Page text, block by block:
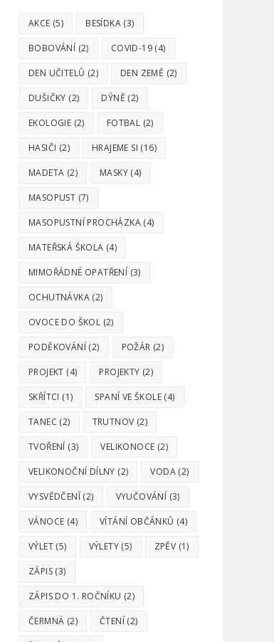
AKCE (5) BESÍDKA (3)
BOBOVÁNÍ (2) COVID-19 (4)
DEN UČITELŮ (2) DEN ZEMĚ (2)
DUŠIČKY (2) DÝNĚ (2)
EKOLOGIE (2) FOTBAL (2)
HASIČI (2) HRAJEME SI (16)
MADETA (2) MASKY (4)
MASOPUST (7)
MASOPUSTNÍ PROCHÁZKA (4)
MATEŘSKÁ ŠKOLA (4)
MIMOŘÁDNÉ OPATŘENÍ (3)
OCHUTNÁVKA (2)
OVOCE DO ŠKOL (2)
PODĚKOVÁNÍ (2) POŽÁR (2)
PROJEKT (4) PROJEKTY (2)
SKŘÍTCI (1) SPANÍ VE ŠKOLE (4)
TANEC (2) TRUTNOV (2)
TVOŘENÍ (3) VELIKONOCE (2)
VELIKONOČNÍ DÍLNY (2) VODA (2)
VYSVĚDČENÍ (2) VYUČOVÁNÍ (3)
VÁNOCE (4) VÍTÁNÍ OBČÁNKŮ (4)
VÝLET (5) VÝLETY (5) ZPĚV (1)
ZÁPIS (3)
ZÁPIS DO 1. ROČNÍKU (2)
ČERMNÁ (2) ČTENÍ (2)